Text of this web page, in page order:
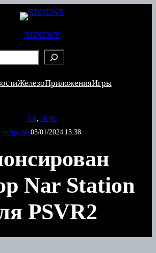
XRNEWS
ЖелезоПриложенияИгры
VR Игры
m3gagluk03/01/2024 13:38
Nar Station
PSVR2